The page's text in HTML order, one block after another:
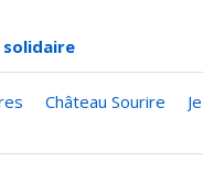
Château Sourire